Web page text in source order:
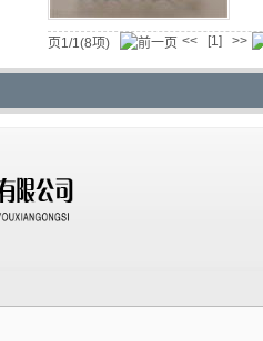
页1/1(8项) << [1] >>